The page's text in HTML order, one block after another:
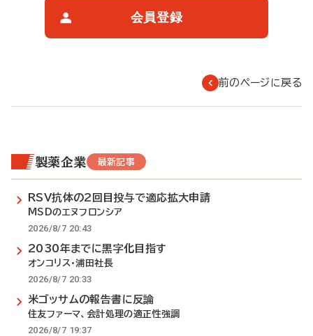
会員登録
前のページに戻る
製薬企業 最新記事
RSV抗体の2回目投与で適応拡大申請
MSDのエヌフロンシア
2026/8/7 20:43
2030年までに黒字化目指す
オンコリス・浦田社長
2026/8/7 20:33
米ゴッサムの報告書に反論
住友ファーマ、会計処理の適正性強調
2026/8/7 19:37